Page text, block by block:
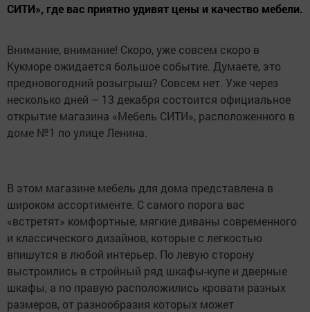
СИТИ», где вас приятно удивят цены и качество мебели.
Внимание, внимание! Скоро, уже совсем скоро в
Кукморе ожидается большое событие. Думаете, это
предновогодний розыгрыш? Совсем нет. Уже через
несколько дней – 13 декабря состоится официальное
открытие магазина «Мебель СИТИ», расположенного в
доме №1 по улице Ленина.
В этом магазине мебель для дома представлена в
широком ассортименте. С самого порога вас
«встретят» комфортные, мягкие диваны современного
и классического дизайнов, которые с легкостью
впишутся в любой интерьер. По левую сторону
выстроились в стройный ряд шкафы-купе и дверные
шкафы, а по правую расположились кровати разных
размеров, от разнообразия которых может